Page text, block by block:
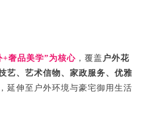
+奢品美学”为核心 ，覆盖 户外花
艺、艺术信物、家政服务、优雅
延伸至户外环境与豪宅御用生活